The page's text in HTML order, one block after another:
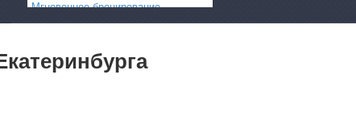
Мгновенное бронирование.